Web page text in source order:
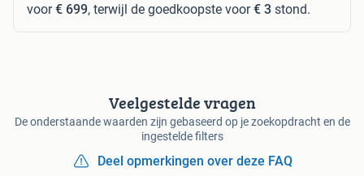
voor€ 699, terwijl de goedkoopste voor€ 3 stond.
Veelgestelde vragen
De onderstaande waarden zijn gebaseerd op je zoekopdracht en de
ingestelde filters
Deel opmerkingen over deze FAQ